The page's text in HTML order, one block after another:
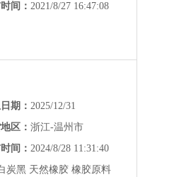
间： 2021/8/27 16:47:08
期： 2025/12/31
区： 浙江-温州市
间： 2024/8/28 11:31:40
炭黑 天然橡胶 橡胶原料